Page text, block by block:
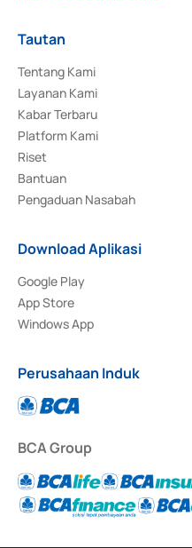
Tautan
Tentang Kami
Layanan Kami
Kabar Terbaru
Platform Kami
Riset
Bantuan
Pengaduan Nasabah
Download Aplikasi
Google Play
App Store
Windows App
Perusahaan Induk
BCA Group